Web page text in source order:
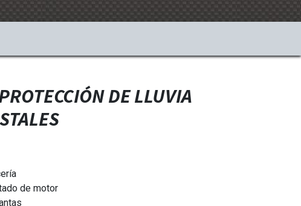
DE LLUVIA
de motor